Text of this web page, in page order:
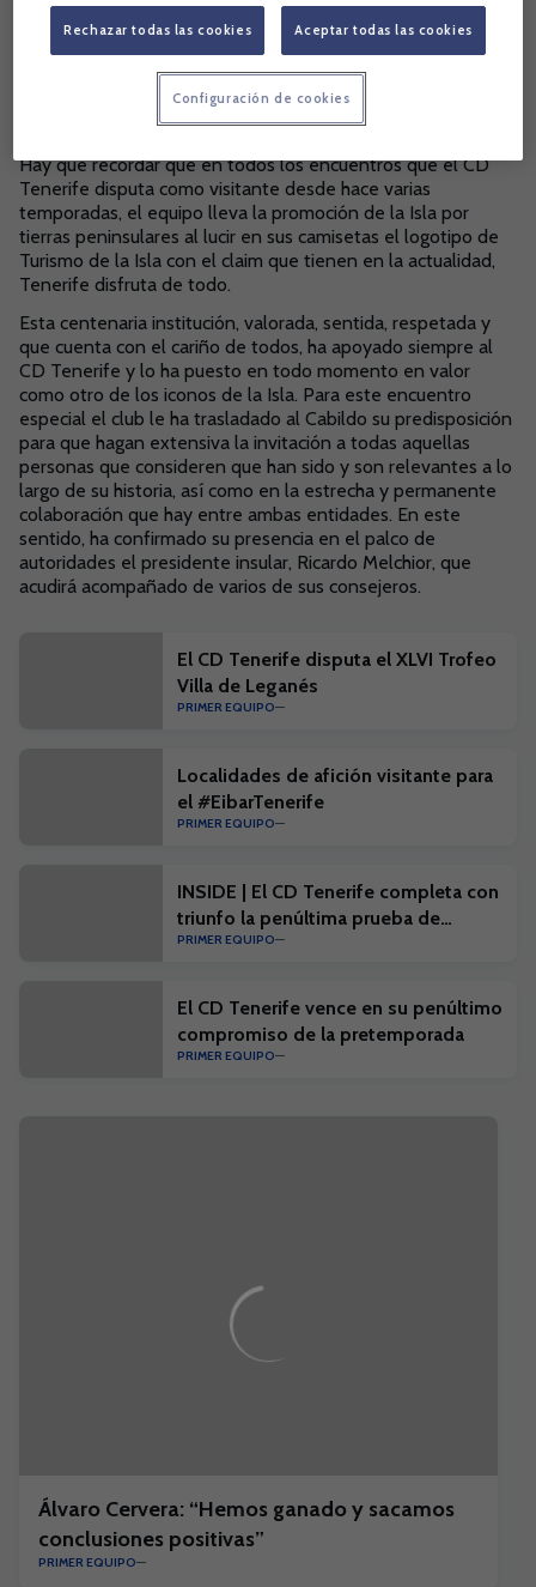
Hay que recordar que en todos los encuentros que el CD
Tenerife disputa como visitante desde hace varias
temporadas, el equipo lleva la promoción de la Isla por
tierras peninsulares al lucir en sus camisetas el logotipo de
Turismo de la Isla con el claim que tienen en la actualidad,
Tenerife disfruta de todo.
Esta centenaria institución, valorada, sentida, respetada y
que cuenta con el cariño de todos, ha apoyado siempre al
CD Tenerife y lo ha puesto en todo momento en valor
como otro de los iconos de la Isla. Para este encuentro
especial el club le ha trasladado al Cabildo su predisposición
para que hagan extensiva la invitación a todas aquellas
personas que consideren que han sido y son relevantes a lo
largo de su historia, así como en la estrecha y permanente
colaboración que hay entre ambas entidades. En este
sentido, ha confirmado su presencia en el palco de
autoridades el presidente insular, Ricardo Melchior, que
acudirá acompañado de varios de sus consejeros.
El CD Tenerife disputa el XLVI Trofeo
Villa de Leganés
PRIMER EQUIPO
Localidades de afición visitante para
el #EibarTenerife
PRIMER EQUIPO
INSIDE | El CD Tenerife completa con
triunfo la penúltima prueba de
pretemporada
PRIMER EQUIPO
El CD Tenerife vence en su penúltimo
compromiso de la pretemporada
PRIMER EQUIPO
Álvaro Cervera: “Hemos ganado y sacamos
conclusiones positivas”
PRIMER EQUIPO
Rechazar todas las cookies Aceptar todas las cookies
Configuración de cookies